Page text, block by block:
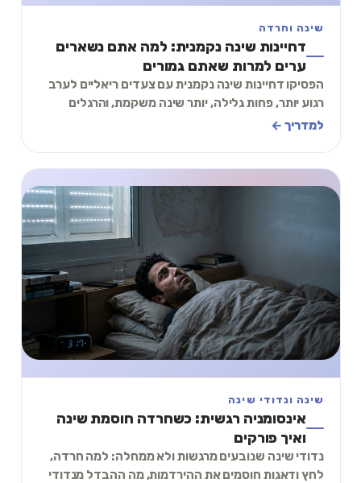
שינה וחרדה
דחיינות שינה נקמנית: למה אתם נשארים
ערים למרות שאתם גמורים
הפסיקו דחיינות שינה נקמנית עם צעדים ריאליים לערב
רגוע יותר, פחות גלילה, יותר שינה משקמת, והרגלים
שיעזרו לכם להפסיק להילחם בשעת השינה.
למדריך ←
שינה ונדודי שינה
אינסומניה רגשית: כשחרדה חוסמת שינה
ואיך פורקים
נדודי שינה שנובעים מרגשות ולא ממחלה: למה חרדה,
לחץ ודאגות חוסמים את ההירדמות, מה ההבדל מנדודי